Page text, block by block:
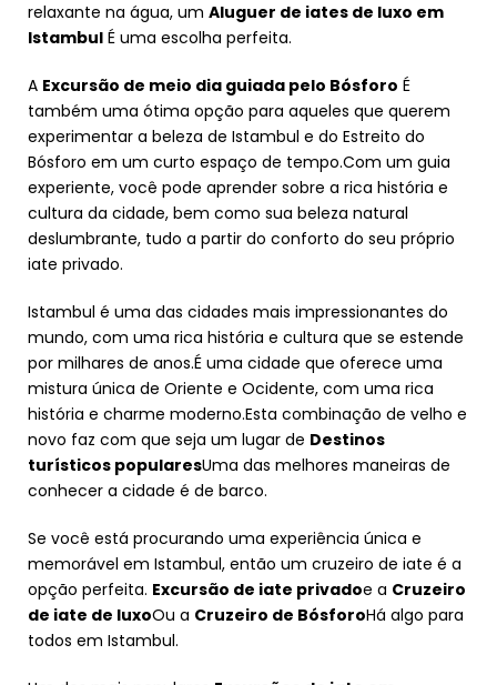
relaxante na água, um Aluguer de iates de luxo em
Istambul É uma escolha perfeita.
A Excursão de meio dia guiada pelo Bósforo É
também uma ótima opção para aqueles que querem
experimentar a beleza de Istambul e do Estreito do
Bósforo em um curto espaço de tempo.Com um guia
experiente, você pode aprender sobre a rica história e
cultura da cidade, bem como sua beleza natural
deslumbrante, tudo a partir do conforto do seu próprio
iate privado.
Istambul é uma das cidades mais impressionantes do
mundo, com uma rica história e cultura que se estende
por milhares de anos.É uma cidade que oferece uma
mistura única de Oriente e Ocidente, com uma rica
história e charme moderno.Esta combinação de velho e
novo faz com que seja um lugar de Destinos
turísticos popularesUma das melhores maneiras de
conhecer a cidade é de barco.
Se você está procurando uma experiência única e
memorável em Istambul, então um cruzeiro de iate é a
opção perfeita. Excursão de iate privadoe a Cruzeiro
de iate de luxoOu a Cruzeiro de BósforoHá algo para
todos em Istambul.